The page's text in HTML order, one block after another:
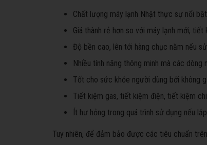
Chất lượng máy lạnh Nhật thực sự nổi
Giá thành rẻ hơn so với máy lạnh mới, tiết
Độ bền cao, lên tới hàng chục năm nếu
Nhiều tính năng thông minh mà các dòng
Tốt cho sức khỏe người dùng bởi không
Tiết kiệm gas, tiết kiệm điện, tiết kiệm
Ít hư hỏng trong quá trình sử dụng nếu
Tuy nhiên, để đảm bảo được các tiêu chuẩn